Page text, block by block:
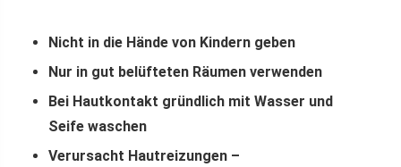
Nicht in die Hände von Kindern geben
Nur in gut belüfteten Räumen verwenden
Bei Hautkontakt gründlich mit Wasser und
Seife waschen
Verursacht Hautreizungen –